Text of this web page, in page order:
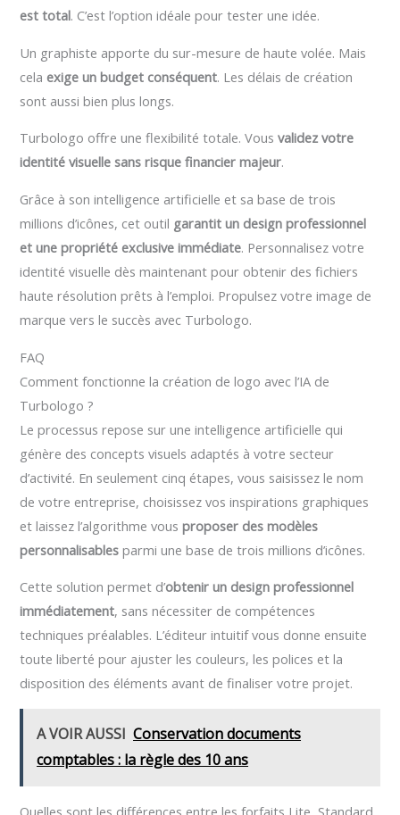
est total. C’est l’option idéale pour tester une idée.
Un graphiste apporte du sur-mesure de haute volée. Mais
cela exige un budget conséquent. Les délais de création
sont aussi bien plus longs.
Turbologo offre une flexibilité totale. Vousvalidez votre
identité visuelle sans risque financier majeur.
Grâce à son intelligence artificielle et sa base de trois
millions d’icônes, cet outil garantit un design professionnel
et une propriété exclusive immédiate. Personnalisez votre
identité visuelle dès maintenant pour obtenir des fichiers
haute résolution prêts à l’emploi. Propulsez votre image de
marque vers le succès avec Turbologo.
FAQ
Comment fonctionne la création de logo avec l’IA de
Turbologo ?
Le processus repose sur une intelligence artificielle qui
génère des concepts visuels adaptés à votre secteur
d’activité. En seulement cinq étapes, vous saisissez le nom
de votre entreprise, choisissez vos inspirations graphiques
et laissez l’algorithme vousproposer des modèles
personnalisables parmi une base de trois millions d’icônes.
Cette solution permet d’obtenir un design professionnel
immédiatement, sans nécessiter de compétences
techniques préalables. L’éditeur intuitif vous donne ensuite
toute liberté pour ajuster les couleurs, les polices et la
disposition des éléments avant de finaliser votre projet.
A VOIR AUSSI Conservation documents
comptables : la règle des 10 ans
Quelles sont les différences entre les forfaits Lite, Standard